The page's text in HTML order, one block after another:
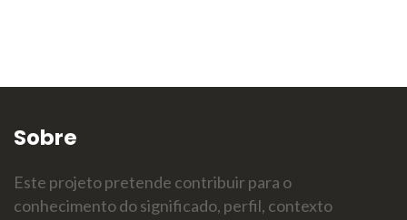
Sobre
Este projeto pretende contribuir para o
conhecimento do significado, perfil, contexto